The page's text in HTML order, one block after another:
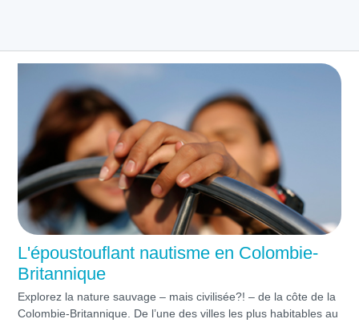
L'époustouflant nautisme en Colombie-
Britannique
Explorez la nature sauvage – mais civilisée?! – de la côte de la
Colombie-Britannique. De l’une des villes les plus habitables au